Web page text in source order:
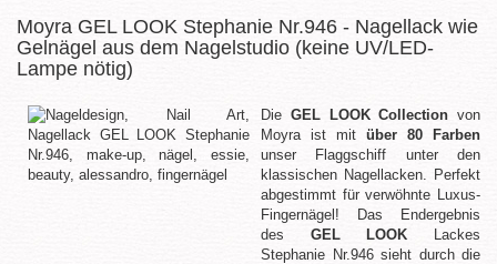
Moyra GEL LOOK Stephanie Nr.946 - Nagellack wie
Gelnägel aus dem Nagelstudio (keine UV/LED-
Lampe nötig)
Die GEL LOOK Collection von
Moyra ist mit über 80 Farben
unser Flaggschiff unter den
klassischen Nagellacken. Perfekt
abgestimmt für verwöhnte Luxus-
Fingernägel! Das Endergebnis
des GEL LOOK Lackes
Stephanie Nr.946 sieht durch die